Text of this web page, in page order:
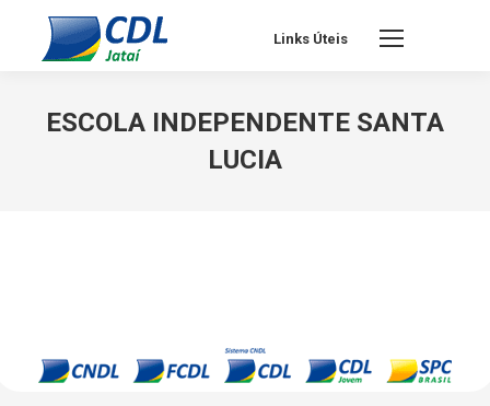
Links Úteis
ESCOLA INDEPENDENTE SANTA
LUCIA